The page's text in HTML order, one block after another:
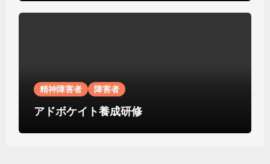
精神障害者 障害者
アドボケイト養成研修